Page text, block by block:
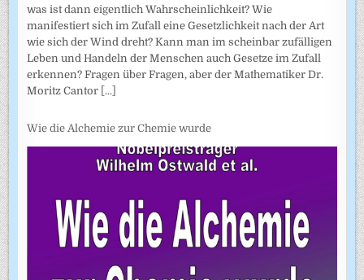
was ist dann eigentlich Wahrscheinlichkeit? Wie
manifestiert sich im Zufall eine Gesetzlichkeit nach der Art
wie sich der Wind dreht? Kann man im scheinbar zufälligen
Leben und Handeln der Menschen auch Gesetze im Zufall
erkennen? Fragen über Fragen, aber der Mathematiker Dr.
Moritz Cantor [...]
Wie die Alchemie zur Chemie wurde